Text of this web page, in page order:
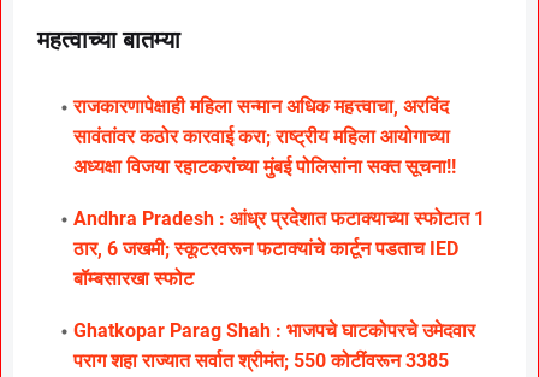
महत्वाच्या बातम्या
राजकारणापेक्षाही महिला सन्मान अधिक महत्त्वाचा, अरविंद
सावंतांवर कठोर कारवाई करा; राष्ट्रीय महिला आयोगाच्या
अध्यक्षा विजया रहाटकरांच्या मुंबई पोलिसांना सक्त सूचना!!
Andhra Pradesh : आंध्र प्रदेशात फटाक्याच्या स्फोटात 1
ठार, 6 जखमी; स्कूटरवरून फटाक्यांचे कार्टून पडताच IED
बॉम्बसारखा स्फोट
Ghatkopar Parag Shah : भाजपचे घाटकोपरचे उमेदवार
पराग शहा राज्यात सर्वात श्रीमंत; 550 कोटींवरून 3385